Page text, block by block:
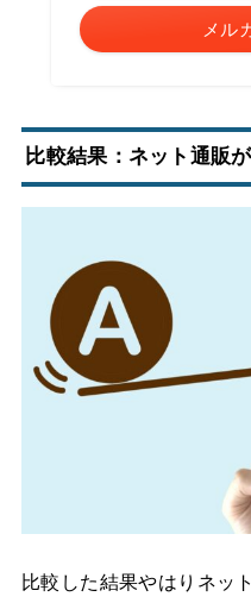
メル
比較結果：ネット通販
比較した結果やはりネッ